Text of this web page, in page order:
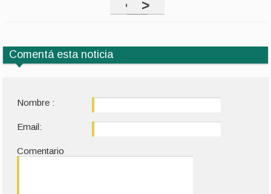
< >
Comentá esta noticia
Nombre :
Email:
Comentario